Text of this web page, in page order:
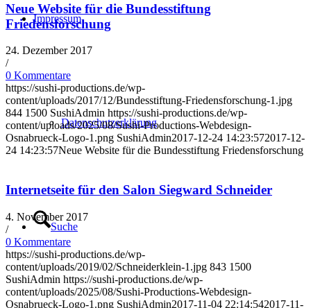
Impressum
Datenschutzerklärung
Suche
Neue Website für die Bundesstiftung
Friedensforschung
24. Dezember 2017
/
0 Kommentare
https://sushi-productions.de/wp-
content/uploads/2017/12/Bundesstiftung-Friedensforschung-1.jpg
844 1500 SushiAdmin https://sushi-productions.de/wp-
content/uploads/2025/08/Sushi-Productions-Webdesign-
Osnabrueck-Logo-1.png SushiAdmin2017-12-24 14:23:572017-12-
24 14:23:57Neue Website für die Bundesstiftung Friedensforschung
Internetseite für den Salon Siegward Schneider
4. November 2017
/
0 Kommentare
https://sushi-productions.de/wp-
content/uploads/2019/02/Schneiderklein-1.jpg 843 1500
SushiAdmin https://sushi-productions.de/wp-
content/uploads/2025/08/Sushi-Productions-Webdesign-
Osnabrueck-Logo-1.png SushiAdmin2017-11-04 22:14:542017-11-